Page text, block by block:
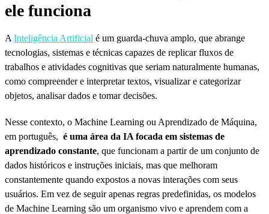
ele funciona
A Inteligência Artificial é um guarda-chuva amplo, que abrange
tecnologias, sistemas e técnicas capazes de replicar fluxos de
trabalhos e atividades cognitivas que seriam naturalmente humanas,
como compreender e interpretar textos, visualizar e categorizar
objetos, analisar dados e tomar decisões.
Nesse contexto, o Machine Learning ou Aprendizado de Máquina,
em português, é uma área da IA focada em sistemas de
aprendizado constante, que funcionam a partir de um conjunto de
dados históricos e instruções iniciais, mas que melhoram
constantemente quando expostos a novas interações com seus
usuários. Em vez de seguir apenas regras predefinidas, os modelos
de Machine Learning são um organismo vivo e aprendem com a